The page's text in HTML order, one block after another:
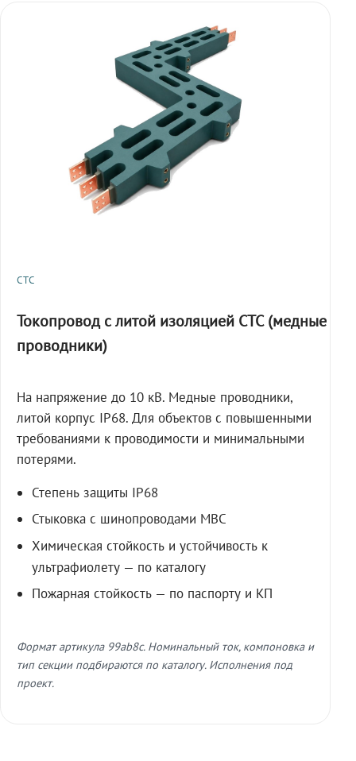
СТС
Токопровод с литой изоляцией СТС (медные
проводники)
На напряжение до 10 кВ. Медные проводники,
литой корпус IP68. Для объектов с повышенными
требованиями к проводимости и минимальными
потерями.
Степень защиты IP68
Стыковка с шинопроводами МВС
Химическая стойкость и устойчивость к
ультрафиолету — по каталогу
Пожарная стойкость — по паспорту и КП
Формат артикула 99ab8c. Номинальный ток, компоновка и
тип секции подбираются по каталогу. Исполнения под
проект.